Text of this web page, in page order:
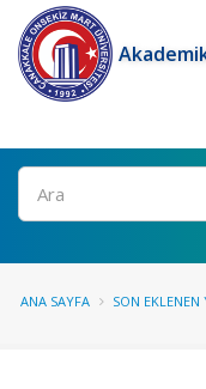
Ara
ANA SAYFA SON EKLENEN